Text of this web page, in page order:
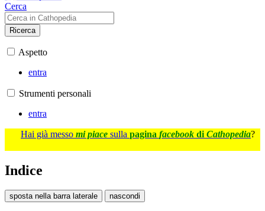
Cerca
Ricerca
Aspetto
entra
Strumenti personali
entra
Hai già messo mi piace sulla pagina facebook di Cathopedia?
Indice
sposta nella barra laterale nascondi